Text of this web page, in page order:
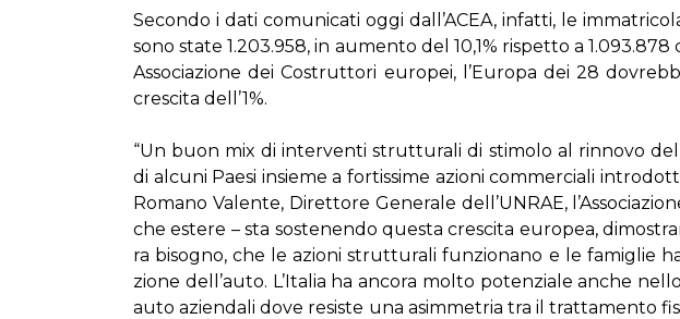
Se­con­do i da­ti co­mu­ni­ca­ti og­gi dal­l’A­CEA, in­fat­ti, le
so­no sta­te 1.203.958, in au­men­to del 10,1% ri­spet­to a 1.093.878
As­so­cia­zio­ne dei Co­strut­to­ri eu­ro­pei, l’Eu­ro­pa dei 28
cre­sci­ta del­l’1%.
“Un buon mix di in­ter­ven­ti strut­tu­ra­li di sti­mo­lo al rin­no­vo
di al­cu­ni Pae­si in­sie­me a for­tis­si­me azio­ni com­mer­cia­li
Ro­ma­no Va­len­te, Di­ret­to­re Ge­ne­ra­le del­l’UN­RAE,
che este­re – sta so­ste­nen­do que­sta cre­sci­ta eu­ro­pea,
ra bi­so­gno, che le azio­ni strut­tu­ra­li fun­zio­na­no e le fa­mi­glie
zio­ne del­l’au­to. L’I­ta­lia ha an­co­ra mol­to po­ten­zia­le an­che
au­to azien­da­li do­ve re­si­ste una asim­me­tria tra il trat­ta­men­to